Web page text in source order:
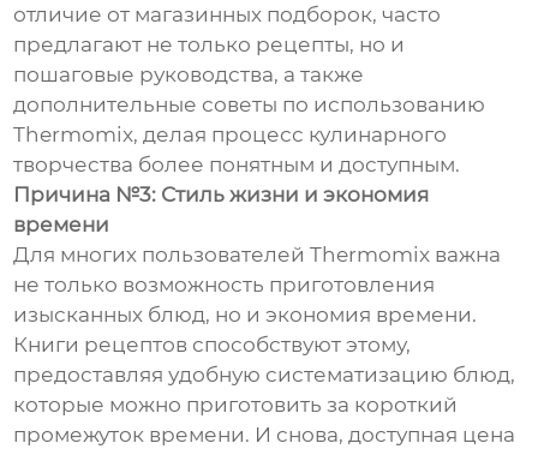
отличие от магазинных подборок, часто
предлагают не только рецепты, но и
пошаговые руководства, а также
дополнительные советы по использованию
Thermomix, делая процесс кулинарного
творчества более понятным и доступным.
Причина №3: Стиль жизни и экономия
времени
Для многих пользователей Thermomix важна
не только возможность приготовления
изысканных блюд, но и экономия времени.
Книги рецептов способствуют этому,
предоставляя удобную систематизацию блюд,
которые можно приготовить за короткий
промежуток времени. И снова, доступная цена